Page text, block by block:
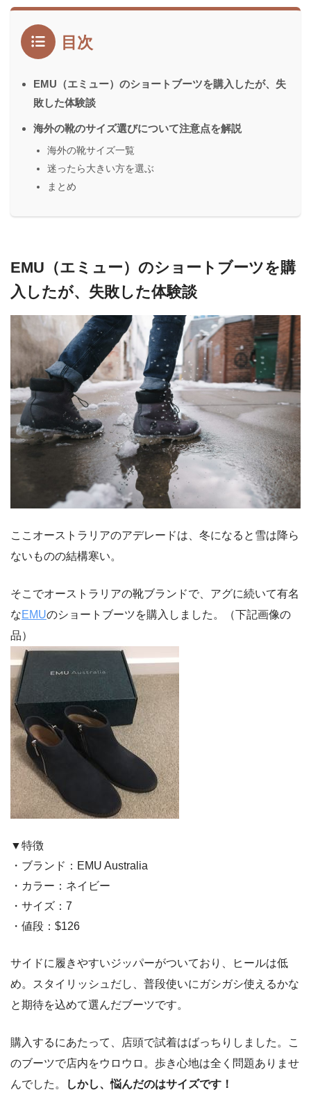
目次
EMU（エミュー）のショートブーツを購入したが、失
敗した体験談
海外の靴のサイズ選びについて注意点を解説
海外の靴サイズ一覧
迷ったら大きい方を選ぶ
まとめ
EMU（エミュー）のショートブーツを購
入したが、失敗した体験談
ここオーストラリアのアデレードは、冬になると雪は降ら
ないものの結構寒い。
そこでオーストラリアの靴ブランドで、アグに続いて有名
なEMUのショートブーツを購入しました。（下記画像の
品）
▼特徴
・ブランド：EMU Australia
・カラー：ネイビー
・サイズ：7
・値段：$126
サイドに履きやすいジッパーがついており、ヒールは低
め。スタイリッシュだし、普段使いにガシガシ使えるかな
と期待を込めて選んだブーツです。
購入するにあたって、店頭で試着はばっちりしました。こ
のブーツで店内をウロウロ。歩き心地は全く問題ありませ
んでした。
しかし、悩んだのはサイズです！